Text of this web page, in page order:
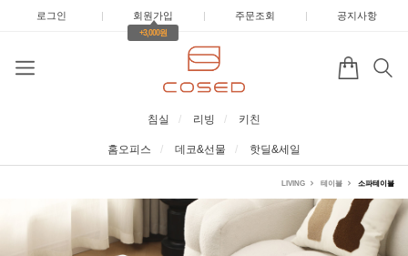
로그인 | 회원가입 |
+3,000원
주문조회 | 공지사항
침실 리빙 키친
홈오피스 데코&선물 핫딜&세일
LIVING 테이블 소파테이블